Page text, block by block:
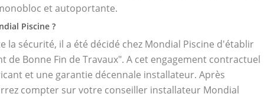
et autoportante.
Piscine ?
sécurité, il a été décidé chez Mondial Piscine d'établir
de Bonne Fin de Travaux". A cet engagement contractuel
et une garantie décennale installateur. Après
compter sur votre conseiller installateur Mondial